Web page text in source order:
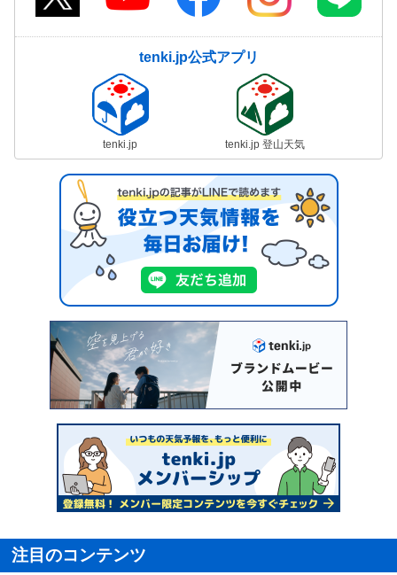
tenki.jp公式アプリ
tenki.jp tenki.jp 登山天気
注目のコンテンツ